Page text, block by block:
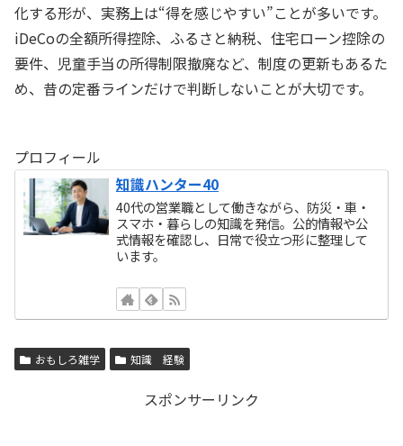
化する形が、実務上は“得を感じやすい”ことが多いです。
iDeCoの全額所得控除、ふるさと納税、住宅ローン控除の
要件、児童手当の所得制限撤廃など、制度の更新もあるた
め、昔の定番ラインだけで判断しないことが大切です。
プロフィール
知識ハンター40
40代の営業職として働きながら、防災・車・
スマホ・暮らしの知識を発信。公的情報や公
式情報を確認し、日常で役立つ形に整理して
います。
おもしろ雑学 知識 経験
スポンサーリンク